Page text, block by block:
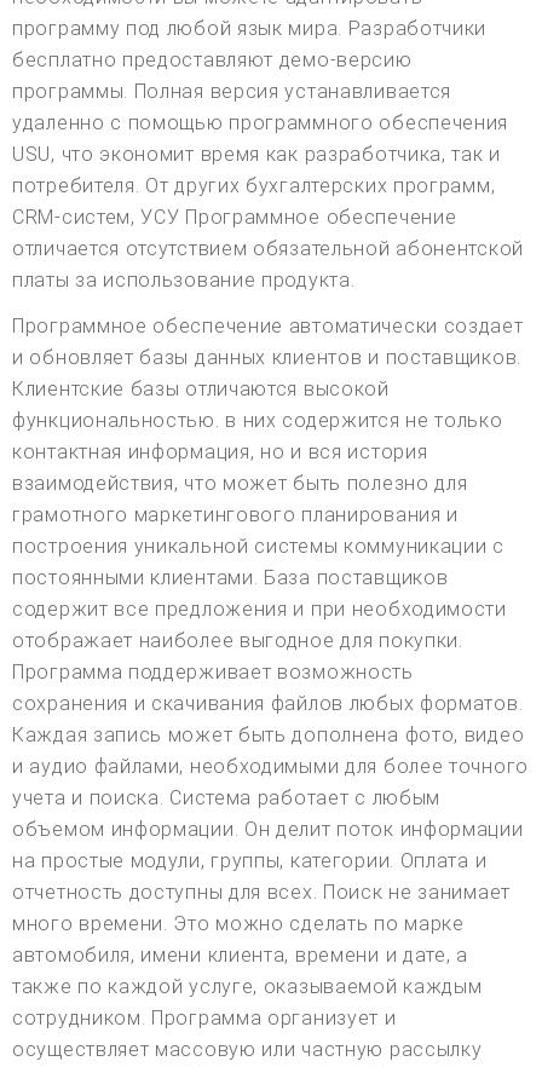
программу под любой язык мира. Разработчики
бесплатно предоставляют демо-версию
программы. Полная версия устанавливается
удаленно с помощью программного обеспечения
USU, что экономит время как разработчика, так и
потребителя. От других бухгалтерских программ,
CRM-систем, УСУ Программное обеспечение
отличается отсутствием обязательной абонентской
платы за использование продукта.
Программное обеспечение автоматически создает
и обновляет базы данных клиентов и поставщиков.
Клиентские базы отличаются высокой
функциональностью. в них содержится не только
контактная информация, но и вся история
взаимодействия, что может быть полезно для
грамотного маркетингового планирования и
построения уникальной системы коммуникации с
постоянными клиентами. База поставщиков
содержит все предложения и при необходимости
отображает наиболее выгодное для покупки.
Программа поддерживает возможность
сохранения и скачивания файлов любых форматов.
Каждая запись может быть дополнена фото, видео
и аудио файлами, необходимыми для более точного
учета и поиска. Система работает с любым
объемом информации. Он делит поток информации
на простые модули, группы, категории. Оплата и
отчетность доступны для всех. Поиск не занимает
много времени. Это можно сделать по марке
автомобиля, имени клиента, времени и дате, а
также по каждой услуге, оказываемой каждым
сотрудником. Программа организует и
осуществляет массовую или частную рассылку